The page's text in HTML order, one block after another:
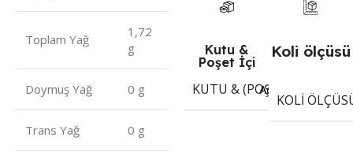
Toplam Yağ
1,72
g
Doymuş Yağ 0 g
Trans Yağ 0 g
Kutu &
Poşet İçi
KUTU & (POŞET) İÇI ADET
Adet
Koli ölçüsü
KOLI